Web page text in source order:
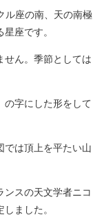
ル座の南、天の南極
座です。
せん。季節としては
の字にした形をして
では頂上を平たい山
ンスの天文学者ニコ
ました。